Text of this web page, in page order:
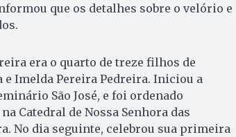
que os detalhes sobre o velório e
era o quarto de treze filhos de
Imelda Pereira Pedreira. Iniciou a
São José, e foi ordenado
Catedral de Nossa Senhora das
No dia seguinte, celebrou sua primeira